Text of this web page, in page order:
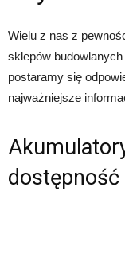
Wielu z nas z
sklepów
postaramy się
najważniejsze
dostępność